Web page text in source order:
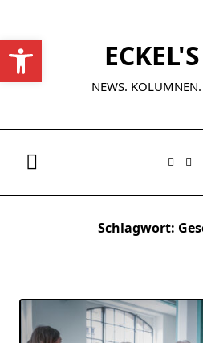
Werkzeugleiste
content
NEWS.
Schlagwort: